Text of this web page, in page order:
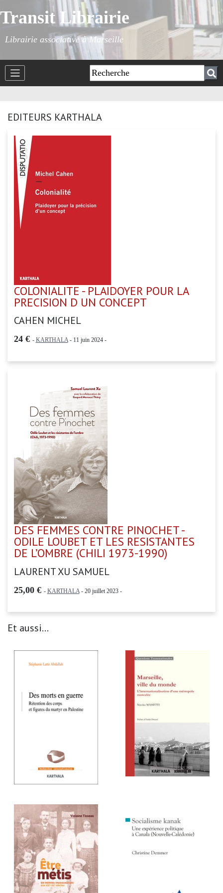
Transit Librairie
Librairie associative à Marseille
EDITEURS KARTHALA
COLONIALITE - PLAIDOYER POUR LA
PRECISION D UN CONCEPT
CAHEN MICHEL
24 € - KARTHALA- 11 juin 2024 -
DES FEMMES CONTRE PINOCHET -
ODILE LOUBET ET LES RESISTANTES
DE L’OMBRE (CHILI 1973-1990)
LAURENT XU SAMUEL
25,00 € - KARTHALA- 20 juillet 2023 -
Et aussi...